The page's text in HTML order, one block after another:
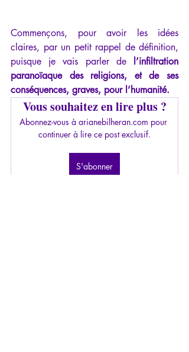
Commençons, pour avoir les idées
claires, par un petit rappel de définition,
puisque je vais parler de l’infiltration
paranoïaque des religions, et de ses
conséquences, graves, pour l’humanité.
Vous souhaitez en lire plus ?
Abonnez-vous à arianebilheran.com pour
continuer à lire ce post exclusif.
S'abonner